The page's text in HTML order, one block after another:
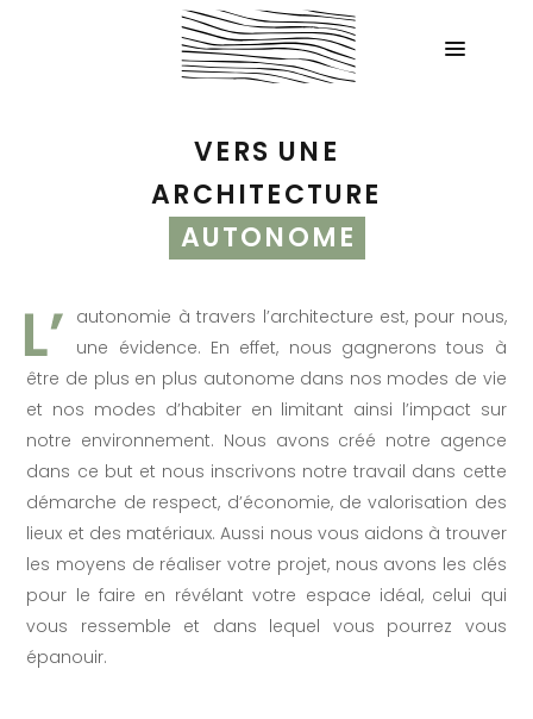
VERS UNE
ARCHITECTURE
AUTONOME
autonomie à travers l’architecture est, pour nous,
une évidence. En effet, nous gagnerons tous à
être de plus en plus autonome dans nos modes de vie
et nos modes d’habiter en limitant ainsi l’impact sur
notre environnement. Nous avons créé notre agence
dans ce but et nous inscrivons notre travail dans cette
démarche de respect, d’économie, de valorisation des
lieux et des matériaux. Aussi nous vous aidons à trouver
les moyens de réaliser votre projet, nous avons les clés
pour le faire en révélant votre espace idéal, celui qui
vous ressemble et dans lequel vous pourrez vous
épanouir.